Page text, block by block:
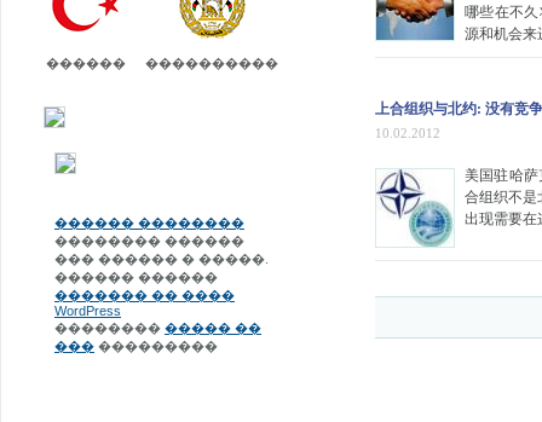
������ ����������
������ ��������
�������� ������
��� ������ � �����.
������ ������
������� �� ����
WordPress
�������� ����� ��
��� ���������
哪些在不
源和机会来
上合组织与北约: 没有竞
10.02.2012
美国驻哈
合组织不是
出现需要在